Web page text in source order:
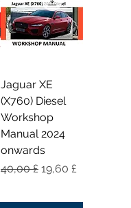
Jaguar XE
(X760) Diesel
Workshop
Manual 2024
onwards
Parastā cena
40,00 £ Izpārdošanas cena
19,60 £